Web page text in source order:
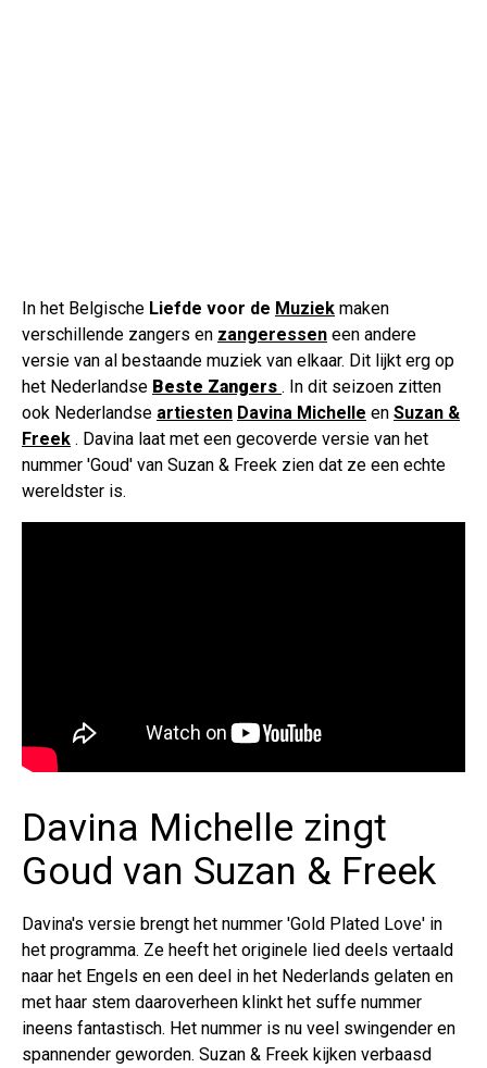
In het Belgische Liefde voor de Muziek maken
verschillende zangers en zangeressen een andere
versie van al bestaande muziek van elkaar. Dit lijkt erg op
het Nederlandse Beste Zangers . In dit seizoen zitten
ook Nederlandse artiesten Davina Michelle en Suzan &
Freek . Davina laat met een gecoverde versie van het
nummer 'Goud' van Suzan & Freek zien dat ze een echte
wereldster is.
Davina Michelle zingt
Goud van Suzan & Freek
Davina's versie brengt het nummer 'Gold Plated Love' in
het programma. Ze heeft het originele lied deels vertaald
naar het Engels en een deel in het Nederlands gelaten en
met haar stem daaroverheen klinkt het suffe nummer
ineens fantastisch. Het nummer is nu veel swingender en
spannender geworden. Suzan & Freek kijken verbaasd